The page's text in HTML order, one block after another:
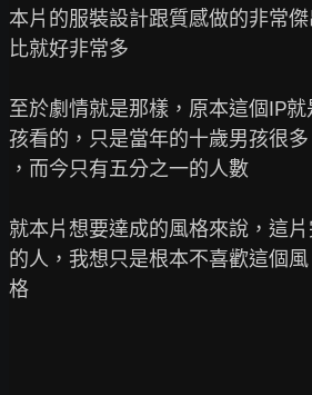
本片的服裝設計跟質感做的非常
比就好非常多
至於劇情就是那樣，原本這個IP
孩看的，只是當年的十歲男孩很多
，而今只有五分之一的人數
就本片想要達成的風格來說，這
的人，我想只是根本不喜歡這個風
格